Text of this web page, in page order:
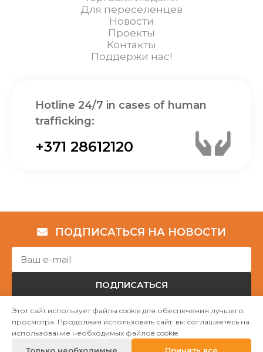
Для переселенцев
Новости
Проекты
Контакты
Поддержи нас!
Hotline 24/7 in cases of human
trafficking:
+371 28612120
ПОДПИСАТЬСЯ НА НОВОСТИ
ПОДПИСАТЬСЯ
Авторские права © НГО „Убежище "Надёжный дом""
Этот сайт использует файлы cookie для обеспечения лучшего
просмотра. Продолжая использовать сайт, вы соглашаетесь на
использование необходимых файлов cookie.